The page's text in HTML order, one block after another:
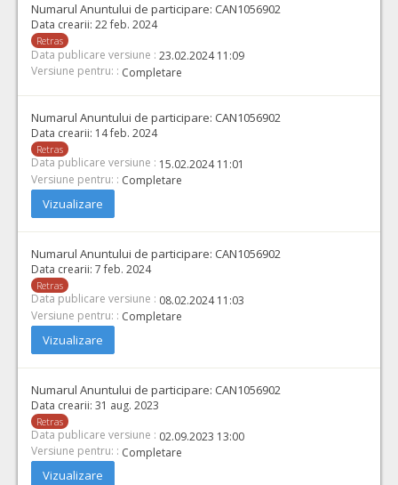
Numarul Anuntului de participare: CAN1056902
Data crearii: 22 feb. 2024
Retras
Data publicare versiune : 23.02.2024 11:09
Versiune pentru: : Completare
Numarul Anuntului de participare: CAN1056902
Data crearii: 14 feb. 2024
Retras
Data publicare versiune : 15.02.2024 11:01
Versiune pentru: : Completare
Vizualizare
Numarul Anuntului de participare: CAN1056902
Data crearii: 7 feb. 2024
Retras
Data publicare versiune : 08.02.2024 11:03
Versiune pentru: : Completare
Vizualizare
Numarul Anuntului de participare: CAN1056902
Data crearii: 31 aug. 2023
Retras
Data publicare versiune : 02.09.2023 13:00
Versiune pentru: : Completare
Vizualizare